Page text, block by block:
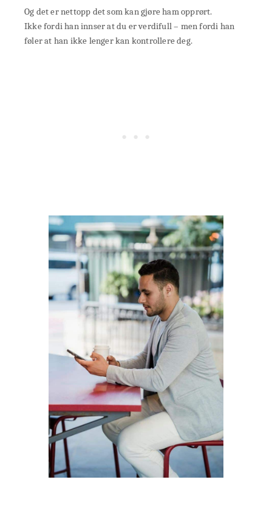
Og det er nettopp det som kan gjøre ham opprørt.
Ikke fordi han innser at du er verdifull – men fordi han
føler at han ikke lenger kan kontrollere deg.